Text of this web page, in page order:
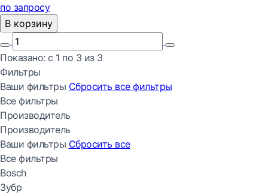
по запросу
В корзину
Показано: с 1 по 3 из 3
Фильтры
Ваши фильтры Сбросить все фильтры
Все фильтры
Производитель
Производитель
Ваши фильтры Сбросить все
Все фильтры
Bosch
Зубр